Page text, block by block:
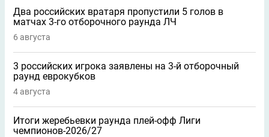
Два российских вратаря пропустили 5 голов в
матчах 3-го отборочного раунда ЛЧ
6 августа
3 российских игрока заявлены на 3-й отборочный
раунд еврокубков
4 августа
Итоги жеребьевки раунда плей-офф Лиги
чемпионов-2026/27